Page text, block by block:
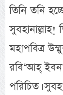
তিনি তনি
মহাপবিত্র
রবি‘আহ্
পরিচিত।